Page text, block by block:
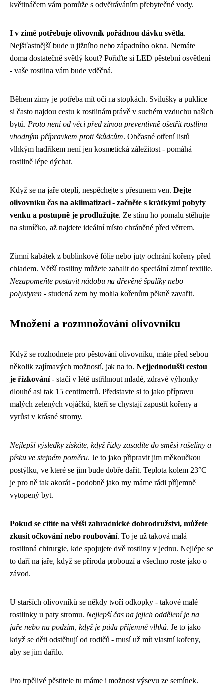
květináčem vám pomůže s odvětráváním přebytečné vody.
I v zimě potřebuje olivovník pořádnou dávku světla.
Nejšťastnější bude u jižního nebo západního okna. Nemáte
doma dostatečně světlý kout? Pořiďte si LED pěstební osvětlení
- vaše rostlina vám bude vděčná.
Během zimy je potřeba mít oči na stopkách. Svilušky a puklice
si často najdou cestu k rostlinám právě v suchém vzduchu našich
bytů. Proto není od věci před zimou preventivně ošetřit rostlinu
vhodným přípravkem proti škůdcům. Občasné otření listů
vlhkým hadříkem není jen kosmetická záležitost - pomáhá
rostlině lépe dýchat.
Když se na jaře oteplí, nespěchejte s přesunem ven. Dejte
olivovníku čas na aklimatizaci - začněte s krátkými pobyty
venku a postupně je prodlužujte. Ze stínu ho pomalu stěhujte
na sluníčko, až najdete ideální místo chráněné před větrem.
Zimní kabátek z bublinkové fólie nebo juty ochrání kořeny před
chladem. Větší rostliny můžete zabalit do speciální zimní textilie.
Nezapomeňte postavit nádobu na dřevěné špalíky nebo
polystyren - studená zem by mohla kořenům pěkně zavařit.
Množení a rozmnožování olivovníku
Když se rozhodnete pro pěstování olivovníku, máte před sebou
několik zajímavých možností, jak na to. Nejjednodušší cestou
je řízkování- stačí v létě ustřihnout mladé, zdravé výhonky
dlouhé asi tak 15 centimetrů. Představte si to jako přípravu
malých zelených vojáčků, kteří se chystají zapustit kořeny a
vyrůst v krásné stromy.
Nejlepší výsledky získáte, když řízky zasadíte do směsi rašeliny a
písku ve stejném poměru. Je to jako připravit jim měkoučkou
postýlku, ve které se jim bude dobře dařit. Teplota kolem 23°C
je pro ně tak akorát - podobně jako my máme rádi příjemně
vytopený byt.
Pokud se cítíte na větší zahradnické dobrodružství, můžete
zkusit očkování nebo roubování. To je už taková malá
rostlinná chirurgie, kde spojujete dvě rostliny v jednu. Nejlépe se
to daří na jaře, když se příroda probouzí a všechno roste jako o
závod.
U starších olivovníků se někdy tvoří odkopky - takové malé
rostlinky u paty stromu. Nejlepší čas na jejich oddělení je na
jaře nebo na podzim, když je půda příjemně vlhká. Je to jako
když se děti odstěhují od rodičů - musí už mít vlastní kořeny,
aby se jim dařilo.
Pro trpělivé pěstitele tu máme i možnost výsevu ze semínek.